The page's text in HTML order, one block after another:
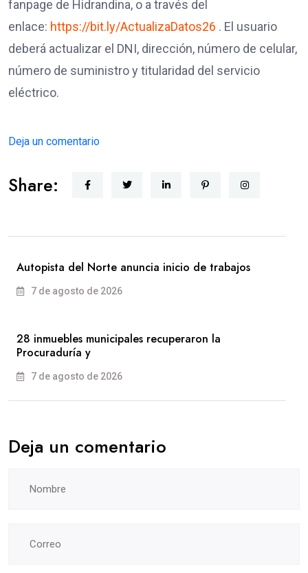
fanpage de Hidrandina, o a través del
enlace: https://bit.ly/ActualizaDatos26 . El usuario
deberá actualizar el DNI, dirección, número de celular,
número de suministro y titularidad del servicio
eléctrico.
Deja un comentario
Share:
Autopista del Norte anuncia inicio de trabajos
7 de agosto de 2026
28 inmuebles municipales recuperaron la
Procuraduría y
7 de agosto de 2026
Deja un comentario